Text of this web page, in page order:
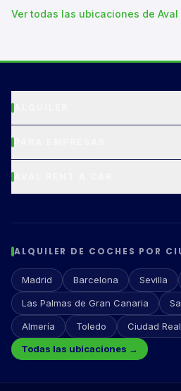
Ver todas las ubicaciones de Aval
ALQUILER DE COCHES POR
Madrid Barcelona Sevilla
Las Palmas de Gran Canaria
Almería Toledo Ciudad Real
Todas las ubicaciones →